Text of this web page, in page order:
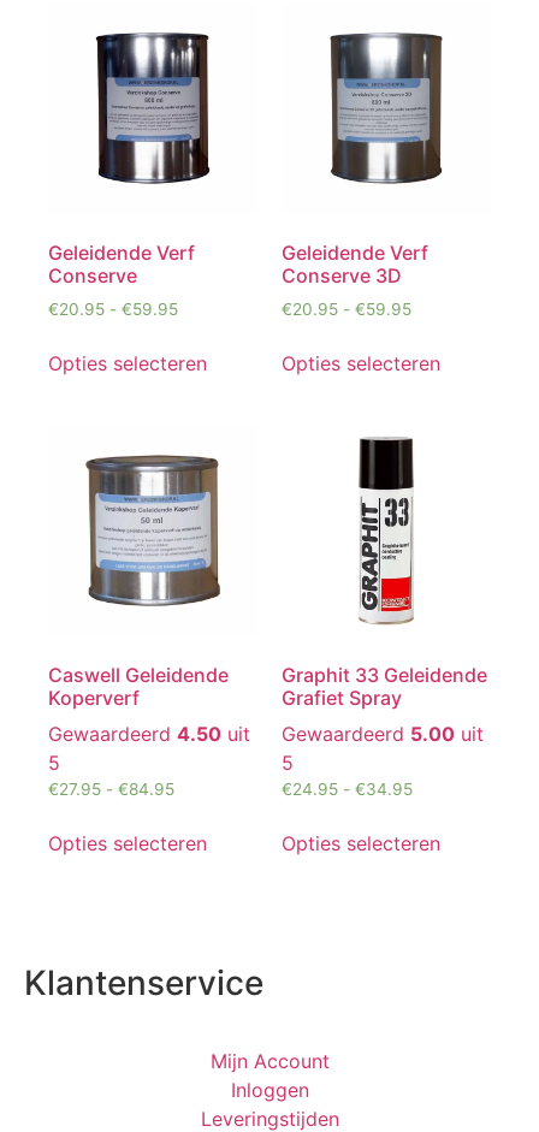
Geleidende Verf
Conserve
€20.95 - €59.95
Opties selecteren
Geleidende Verf
Conserve 3D
€20.95 - €59.95
Opties selecteren
Caswell Geleidende
Koperverf
Gewaardeerd 4.50 uit
5
€27.95 - €84.95
Opties selecteren
Graphit 33 Geleidende
Grafiet Spray
Gewaardeerd 5.00 uit
5
€24.95 - €34.95
Opties selecteren
Klantenservice
Mijn Account
Inloggen
Leveringstijden